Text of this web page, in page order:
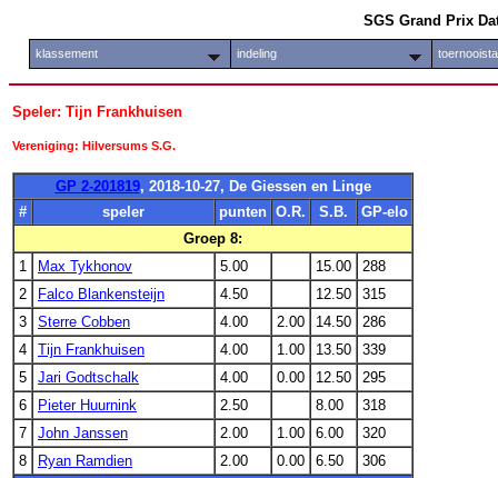
SGS Grand Prix
klassement indeling
Speler: Tijn Frankhuisen
Vereniging: Hilversums S.G.
GP 2-201819, 2018-10-27, De Giessen en Linge
#
speler punten O.R. S.B.
GP-elo
Groep 8:
1
Max Tykhonov 5.00 15.00
288
2
Falco Blankensteijn 4.50 12.50
315
3
Sterre Cobben 4.00 2.00 14.50
286
4
Tijn Frankhuisen 4.00 1.00 13.50
339
5
Jari Godtschalk 4.00 0.00 12.50
295
6
Pieter Huurnink 2.50 8.00
318
7
John Janssen 2.00 1.00 6.00
320
8
Ryan Ramdien 2.00 0.00 6.50
306